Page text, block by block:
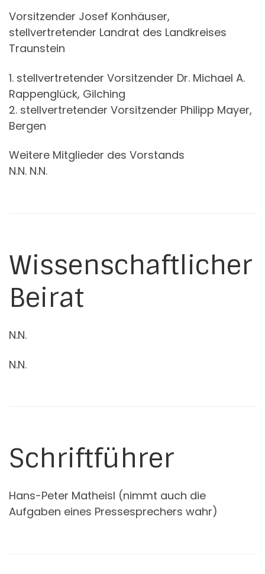
Vorsitzender Josef Konhäuser,
stellvertretender Landrat des Landkreises
Traunstein
1. stellvertretender Vorsitzender Dr. Michael A.
Rappenglück, Gilching
2. stellvertretender Vorsitzender Philipp Mayer,
Bergen
Weitere Mitglieder des Vorstands
N.N. N.N.
Wissenschaftlicher
Beirat
N.N.
N.N.
Schriftführer
Hans-Peter Matheisl (nimmt auch die
Aufgaben eines Pressesprechers wahr)